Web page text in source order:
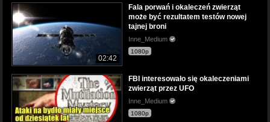
02:42
Fala porwań i okaleczeń zwierząt
może być rezultatem testów nowej
tajnej broni
Inne_Medium
1080p
FBI interesowało się okaleczeniami
zwierząt przez UFO
Inne_Medium
1080p